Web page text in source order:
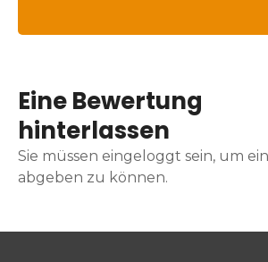
Eine Bewertung
hinterlassen
Sie müssen eingeloggt sein, um
abgeben zu können.